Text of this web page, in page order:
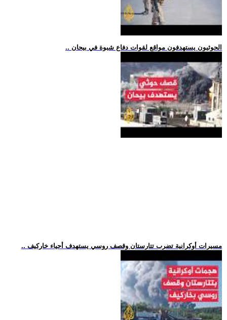
.. الحوثيون يستهدفون مواقع لقوات دفاع شبوة في بيحان
.. مسيرات أوكرانية تضرب تتارستان وقصف روسي يستهدف أحياء خاركيف